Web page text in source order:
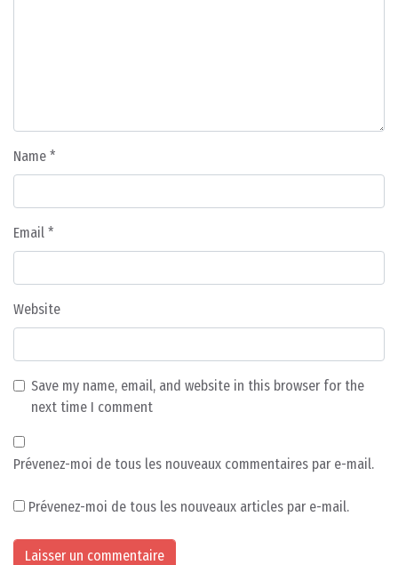
Name *
Email *
Website
Save my name, email, and website in this browser for the
next time I comment
Prévenez-moi de tous les nouveaux commentaires par e-mail.
Prévenez-moi de tous les nouveaux articles par e-mail.